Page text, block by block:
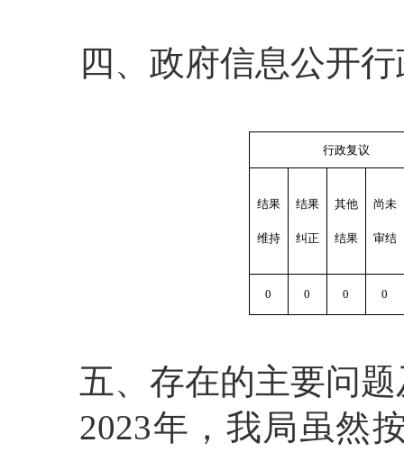
四、政府信息公开
行政复议
结果
维持
结果
纠正
其他
结果
尚未
审结
0 0 0 0
五、存在的主要问
2023年，我局 虽然